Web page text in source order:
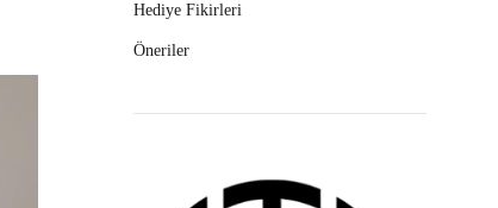
Hediye Fikirleri
Öneriler